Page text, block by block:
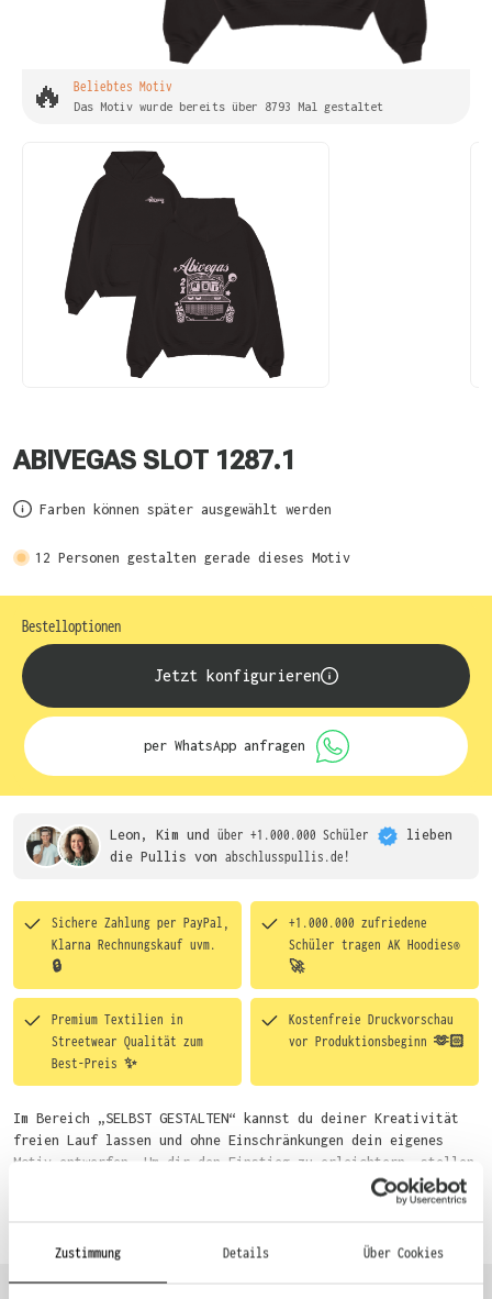
Zustimmung Details Über Cookies
🔥 Beliebtes Motiv
Das Motiv wurde bereits über 8793 Mal gestaltet
ABIVEGAS SLOT 1287.1
Farben können später ausgewählt werden
12 Personen gestalten gerade dieses Motiv
Bestelloptionen
Jetzt konfigurieren
per WhatsApp anfragen
Leon, Kim und über +1.000.000 Schüler
lieben
die Pullis von abschlusspullis.de!
Sichere Zahlung per PayPal,
Klarna Rechnungskauf uvm.
🔒
+1.000.000 zufriedene
Schüler tragen AK Hoodies®
🚀
Premium Textilien in
Streetwear Qualität zum
Best-Preis ✨
Kostenfreie Druckvorschau
vor Produktionsbeginn 🫶🏻
Im Bereich „SELBST GESTALTEN“ kannst du deiner Kreativität
freien Lauf lassen und ohne Einschränkungen dein eigenes
Motiv entwerfen. Um dir den Einstieg zu erleichtern, stellen
wir eine von unseren Designern vorgefertigte Vorlage bereit.
Wähle einfach deine Wunsch-Produkte auf dieser Seite aus und
du auch bequem über das Bestellformular, per E-Mail oder